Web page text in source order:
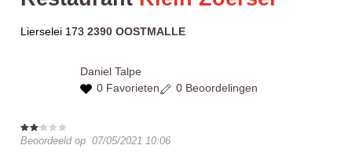
Lierselei 1732390 OOSTMALLE
Daniel Talpe
0 Favorieten
0 Beoordelingen
Beoordeeld op07/05/2021 10:06